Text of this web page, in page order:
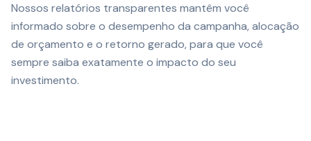
Nossos relatórios transparentes mantêm você
informado sobre o desempenho da campanha, alocação
de orçamento e o retorno gerado, para que você
sempre saiba exatamente o impacto do seu
investimento.